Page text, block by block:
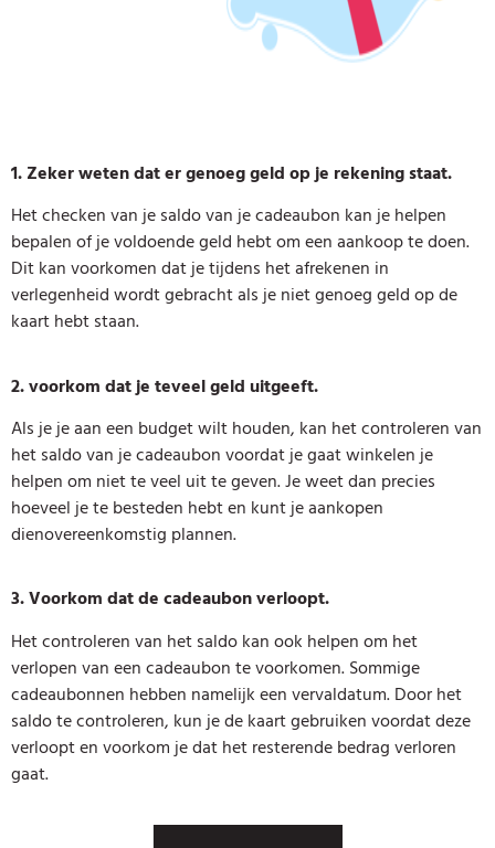
1. Zeker weten dat er genoeg geld op je rekening staat.
Het checken van je saldo van je cadeaubon kan je helpen
bepalen of je voldoende geld hebt om een aankoop te doen.
Dit kan voorkomen dat je tijdens het afrekenen in
verlegenheid wordt gebracht als je niet genoeg geld op de
kaart hebt staan.
2. voorkom dat je teveel geld uitgeeft.
Als je je aan een budget wilt houden, kan het controleren van
het saldo van je cadeaubon voordat je gaat winkelen je
helpen om niet te veel uit te geven. Je weet dan precies
hoeveel je te besteden hebt en kunt je aankopen
dienovereenkomstig plannen.
3. Voorkom dat de cadeaubon verloopt.
Het controleren van het saldo kan ook helpen om het
verlopen van een cadeaubon te voorkomen. Sommige
cadeaubonnen hebben namelijk een vervaldatum. Door het
saldo te controleren, kun je de kaart gebruiken voordat deze
verloopt en voorkom je dat het resterende bedrag verloren
gaat.